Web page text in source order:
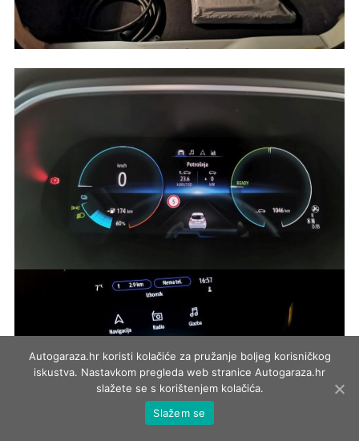
Autogaraza.hr koristi kolačiće za pružanje boljeg korisničkog
iskustva. Nastavkom pregleda web stranice Autogaraza.hr
slažete se s korištenjem kolačića.
Slažem se